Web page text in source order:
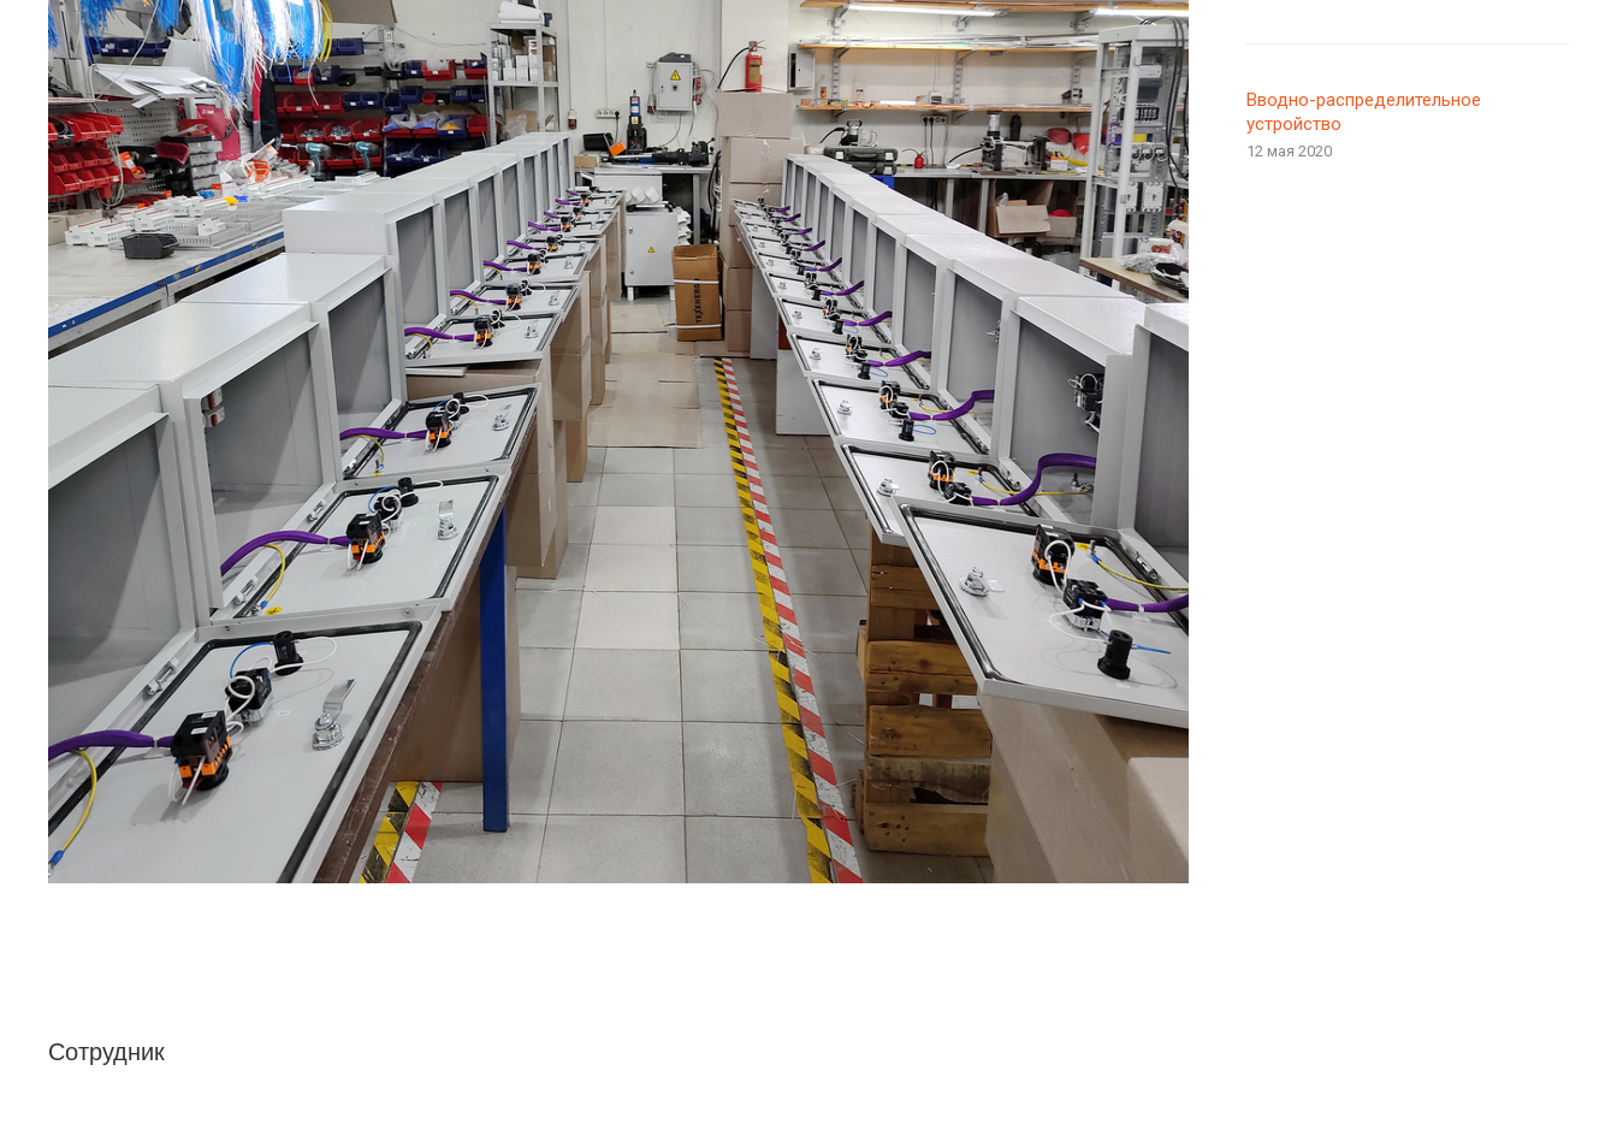
Сотрудник
Вводно-распределительное
устройство
12 мая 2020